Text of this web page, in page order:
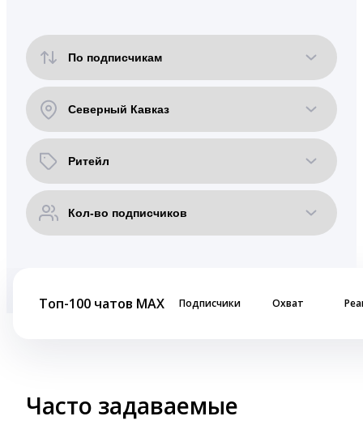
Топ-100 чатов MAX Подписчики Охват
Часто задаваемые